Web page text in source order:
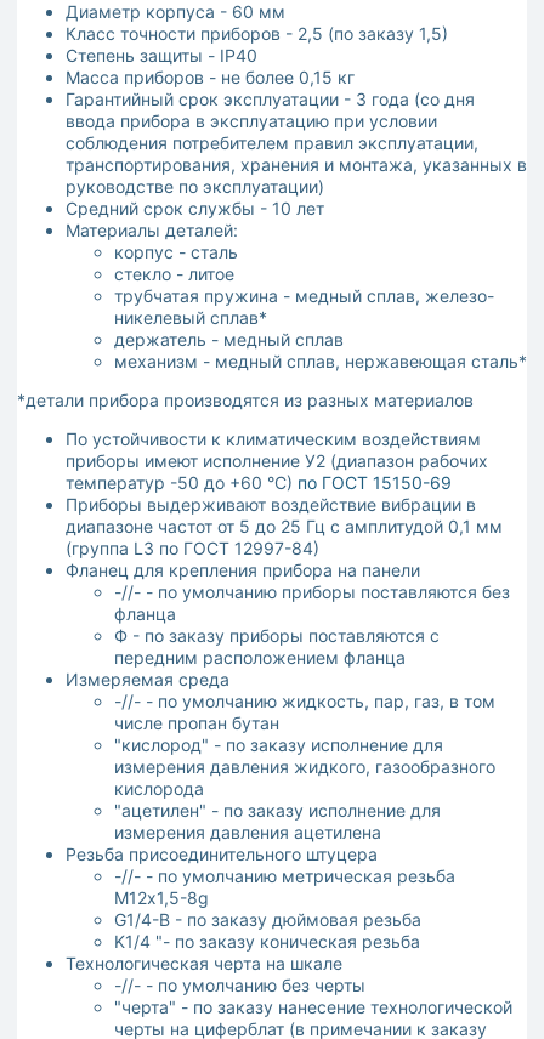
Диаметр корпуса - 60 мм
Класс точности приборов - 2,5 (по заказу 1,5)
Степень защиты - IP40
Масса приборов - не более 0,15 кг
Гарантийный срок эксплуатации - 3 года (со дня
ввода прибора в эксплуатацию при условии
соблюдения потребителем правил эксплуатации,
транспортирования, хранения и монтажа, указанных в
руководстве по эксплуатации)
Средний срок службы - 10 лет
Материалы деталей:
корпус - сталь
стекло - литое
трубчатая пружина - медный сплав, железо-
никелевый сплав*
держатель - медный сплав
механизм - медный сплав, нержавеющая сталь*
*детали прибора производятся из разных материалов
По устойчивости к климатическим воздействиям
приборы имеют исполнение У2 (диапазон рабочих
температур -50 до +60 °С) по ГОСТ 15150-69
Приборы выдерживают воздействие вибрации в
диапазоне частот от 5 до 25 Гц с амплитудой 0,1 мм
(группа L3 по ГОСТ 12997-84)
Фланец для крепления прибора на панели
-//- - по умолчанию приборы поставляются без
фланца
Ф - по заказу приборы поставляются с
передним расположением фланца
Измеряемая среда
-//- - по умолчанию жидкость, пар, газ, в том
числе пропан бутан
"кислород" - по заказу исполнение для
измерения давления жидкого, газообразного
кислорода
"ацетилен" - по заказу исполнение для
измерения давления ацетилена
Резьба присоединительного штуцера
-//- - по умолчанию метрическая резьба
М12х1,5-8g
G1/4-B - по заказу дюймовая резьба
K1/4 "- по заказу коническая резьба
Технологическая черта на шкале
-//- - по умолчанию без черты
"черта" - по заказу нанесение технологической
черты на циферблат (в примечании к заказу